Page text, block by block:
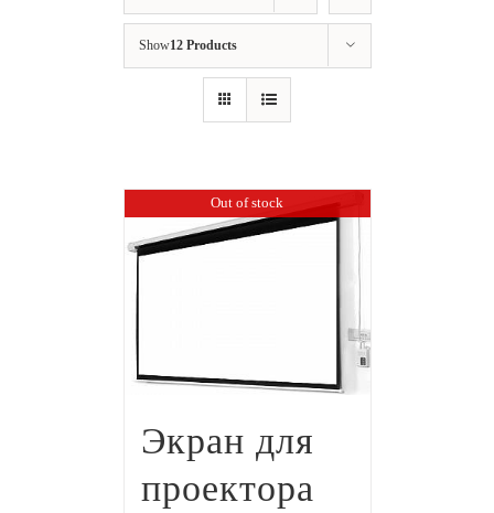
Show12 Products
Out of stock
Экран для
проектора